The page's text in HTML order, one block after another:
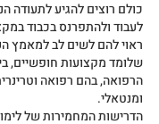
כולם רוצים להגיע לתעודה
לעבוד ולהתפרנס בכבוד
ראוי להם לשים לב למאמץ
שלומד מקצועות חופשיים,
הרפואה, בהם רפואה
ומנטאלי.
הדרישות המחמירות של